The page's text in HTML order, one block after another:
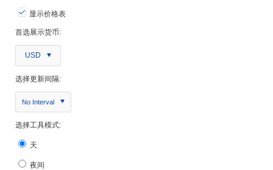
显示价格表
首选展示货币:
USD
选择更新间隔:
No Interval
选择工具模式:
天
夜间